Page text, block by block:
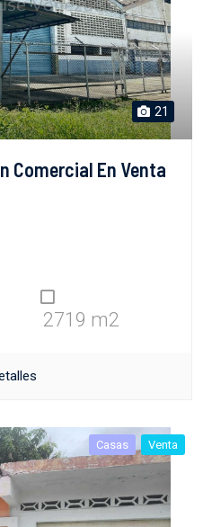
21
Comercial En Venta
2719 m2
Casas Venta